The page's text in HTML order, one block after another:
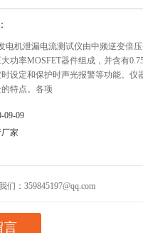
电机泄漏电流测试仪由中频逆变倍
功率MOSFET器件组成，并含有
设定和保护时声光报警等功能。仪
特点。各项
09-09
家
们：359845197@qq.com
言